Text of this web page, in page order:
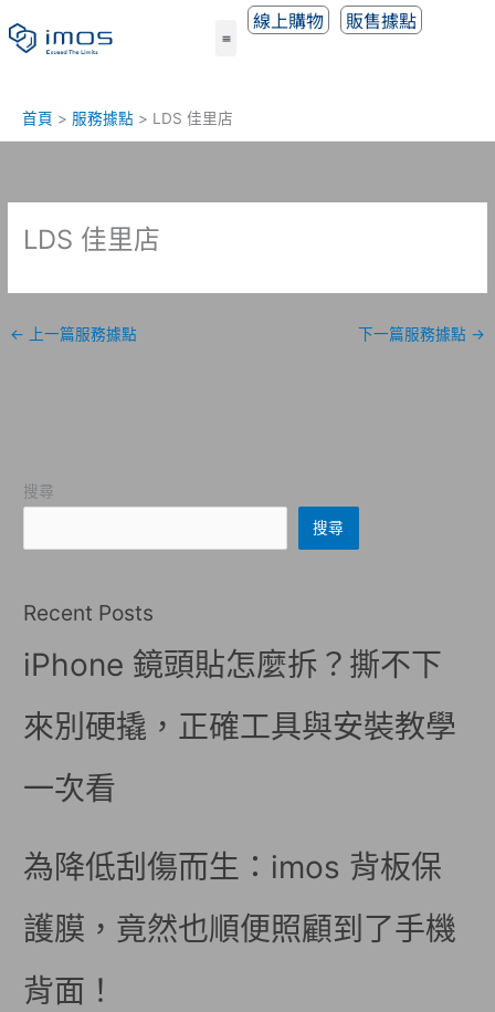
至
線上購物 販售據點
首頁 服務據點 LDS 佳里店
LDS 佳里店
← 上一篇服務據點 下一篇服務據點 →
搜尋
搜尋
Recent Posts
iPhone 鏡頭貼怎麼拆？撕不下
來別硬撬，正確工具與安裝教學
一次看
為降低刮傷而生：imos 背板保
護膜，竟然也順便照顧到了手機
背面！